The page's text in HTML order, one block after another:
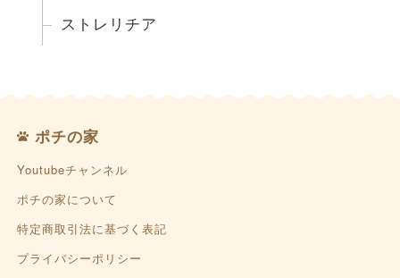
ストレリチア
ポチの家
Youtubeチャンネル
ポチの家について
特定商取引法に基づく表記
プライバシーポリシー